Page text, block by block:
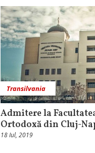
Transilvania
Admitere la
Ortodoxă din Cluj-
18 Iul, 2019